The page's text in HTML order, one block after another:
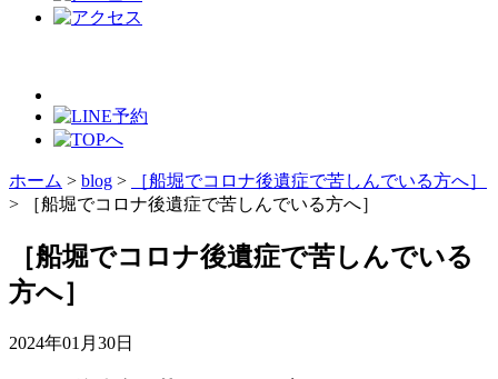
ホーム > blog >
［船堀でコロナ後遺症で苦しんでいる方へ］
>
［船堀でコロナ後遺症で苦しんでいる方へ］
［船堀でコロナ後遺症で苦しんでいる
方へ］
2024年01月30日